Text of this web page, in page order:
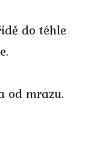
do téhle
od mrazu.